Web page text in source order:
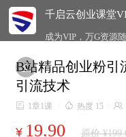
千启云创业课堂
成为VIP，万G资源

B站精品创业粉引
引流技术
 1章1课  热度 15 
¥ 19.90 原价